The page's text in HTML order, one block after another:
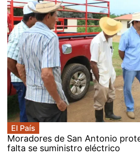
El País
Moradores de San Antonio
falta se suministro eléctrico